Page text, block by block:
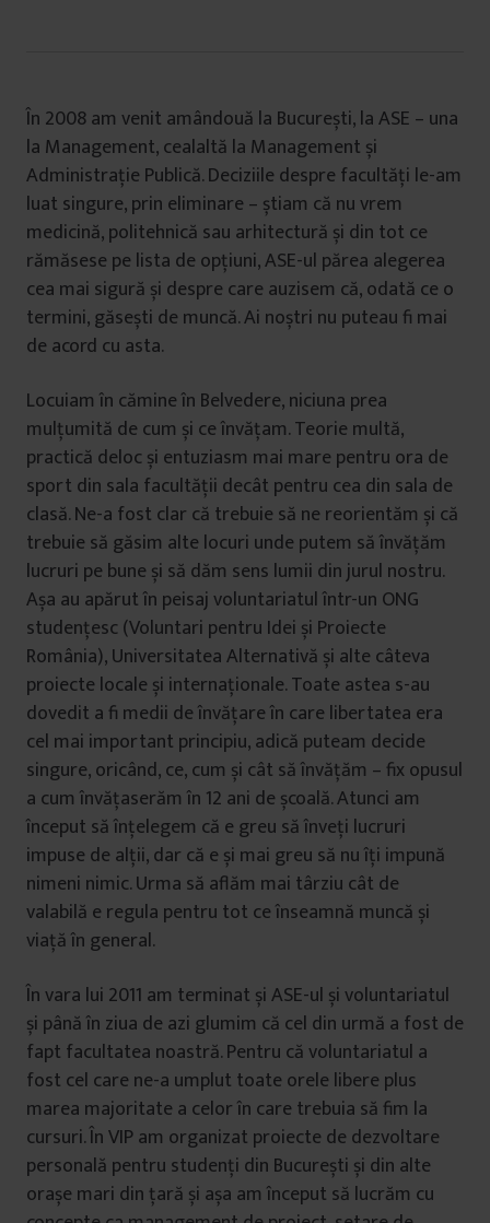
În 2008 am venit amândouă la București, la ASE – una
la Management, cealaltă la Management și
Administrație Publică. Deciziile despre facultăți le-am
luat singure, prin eliminare – știam că nu vrem
medicină, politehnică sau arhitectură și din tot ce
rămăsese pe lista de opțiuni, ASE-ul părea alegerea
cea mai sigură și despre care auzisem că, odată ce o
termini, găsești de muncă. Ai noștri nu puteau fi mai
de acord cu asta.
Locuiam în cămine în Belvedere, niciuna prea
mulțumită de cum și ce învățam. Teorie multă,
practică deloc și entuziasm mai mare pentru ora de
sport din sala facultății decât pentru cea din sala de
clasă. Ne-a fost clar că trebuie să ne reorientăm și că
trebuie să găsim alte locuri unde putem să învățăm
lucruri pe bune și să dăm sens lumii din jurul nostru.
Așa au apărut în peisaj voluntariatul într-un ONG
studențesc (Voluntari pentru Idei și Proiecte
România), Universitatea Alternativă și alte câteva
proiecte locale și internaționale. Toate astea s-au
dovedit a fi medii de învățare în care libertatea era
cel mai important principiu, adică puteam decide
singure, oricând, ce, cum și cât să învățăm – fix opusul
a cum învățaserăm în 12 ani de școală. Atunci am
început să înțelegem că e greu să înveți lucruri
impuse de alții, dar că e și mai greu să nu îți impună
nimeni nimic. Urma să aflăm mai târziu cât de
valabilă e regula pentru tot ce înseamnă muncă și
viață în general.
În vara lui 2011 am terminat și ASE-ul și voluntariatul
și până în ziua de azi glumim că cel din urmă a fost de
fapt facultatea noastră. Pentru că voluntariatul a
fost cel care ne-a umplut toate orele libere plus
marea majoritate a celor în care trebuia să fim la
cursuri. În VIP am organizat proiecte de dezvoltare
personală pentru studenți din București și din alte
orașe mari din țară și așa am început să lucrăm cu